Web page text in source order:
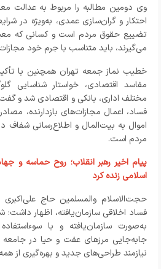
وی دومین مطالبه را مربوط به عدالت
احتکار و گران‌سازی عمدی، به‌ویژه در
تضییع حقوق مردم است و کسانی که
می‌گیرند، باید متناسب با جرم خود
خطیب نماز جمعه تهران همچنین با
مفاسد اقتصادی، خواستار شناسایی
مختلف اداری، بانکی و اقتصادی شد و
فساد، اعمال مجازات‌های بازدارنده،
اموال به بیت‌المال و اطلاع‌رسانی شفاف
مردم است.
پیام اخیر رهبر انقلاب؛ روح حماسه و
اسلامی زنده کرد
حجت‌الاسلام والمسلمین حاج
فساد اخلاقی سازمان‌یافته، اظهار
به‌صورت سازمان‌یافته و با
جابه‌جایی مرزهای عفت و حیا در جامعه
نیازمند طراحی‌های جدید و بهره‌گیری از